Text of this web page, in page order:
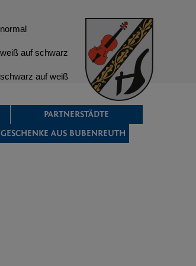
PARTNERSTÄDTE
GESCHENKE AUS BUBENREUTH